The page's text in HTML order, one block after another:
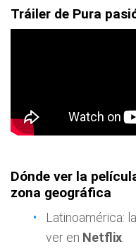
Tráiler de Pura
Dónde ver la
zona geográfica
Latinoamérica: la
ver en Netflix